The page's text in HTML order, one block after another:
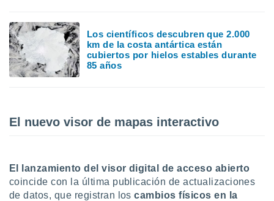
se
para
ni para
o
no
Puedes
abono
Los científicos descubren que 2.000
km de la costa antártica están
cubiertos por hielos estables durante
85 años
El nuevo visor de mapas interactivo
El lanzamiento del visor digital de acceso abierto
coincide con la última publicación de actualizaciones
de datos, que registran los cambios físicos en la